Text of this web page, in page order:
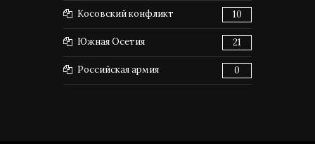
Косовский конфликт 10
Южная Осетия 21
Российская армия 0